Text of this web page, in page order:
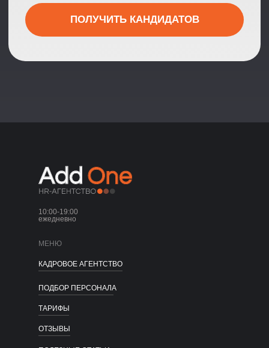
ПОДБОР ПЕРСОНАЛА
ОТЗЫВЫ
ТАРИФЫ
10:00-19:00
ежедневно
МЕНЮ
КАДРОВОЕ АГЕНТСТВО